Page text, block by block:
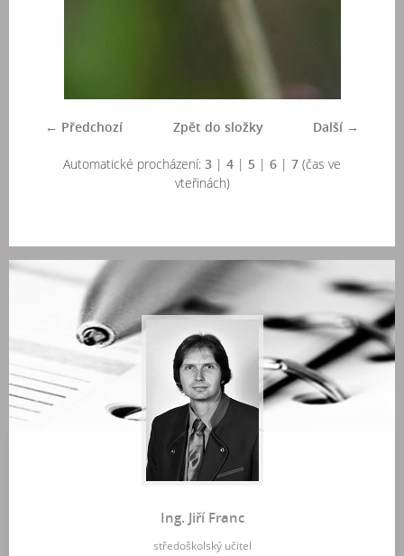
← Předchozí Další →
Zpět do složky
Automatické procházení: 3 | 4 | 5 | 6 | 7 (čas ve
vteřinách)
Ing. Jiří Franc
středoškolský učitel